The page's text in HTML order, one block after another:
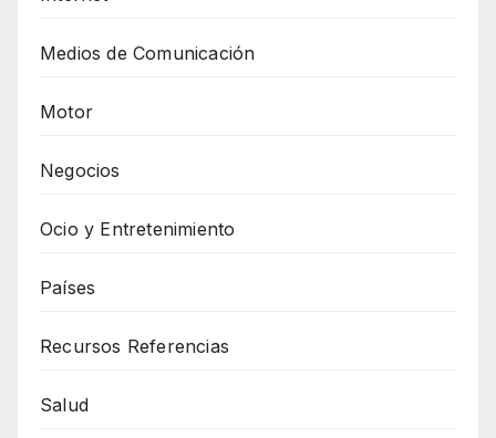
Medios de Comunicación
Motor
Negocios
Ocio y Entretenimiento
Países
Recursos Referencias
Salud